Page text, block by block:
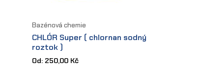
Bazénová chemie
CHLÓR Super ( chlornan sodný
roztok )
Od: 250,00 Kč